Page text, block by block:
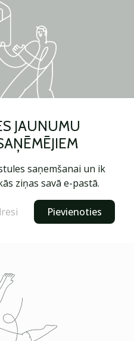
JAUNUMU
saņemšanai un ik
ziņas savā e-pastā.
Pievienoties